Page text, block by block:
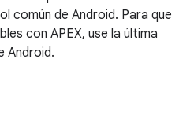
común de Android. Para que
con APEX, use la última
Android.